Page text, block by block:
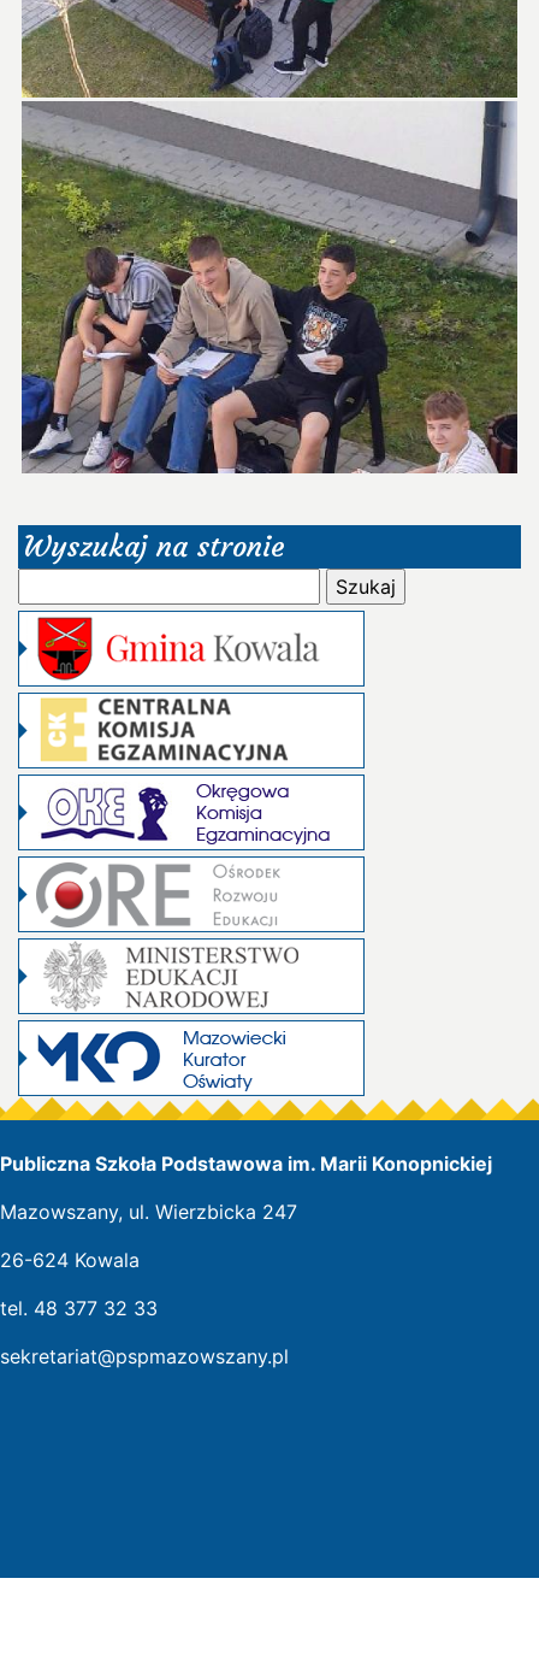
Wyszukaj na stronie
Publiczna Szkoła Podstawowa im. Marii Konopnickiej
Mazowszany, ul. Wierzbicka 247
26-624 Kowala
tel. 48 377 32 33
sekretariat@pspmazowszany.pl